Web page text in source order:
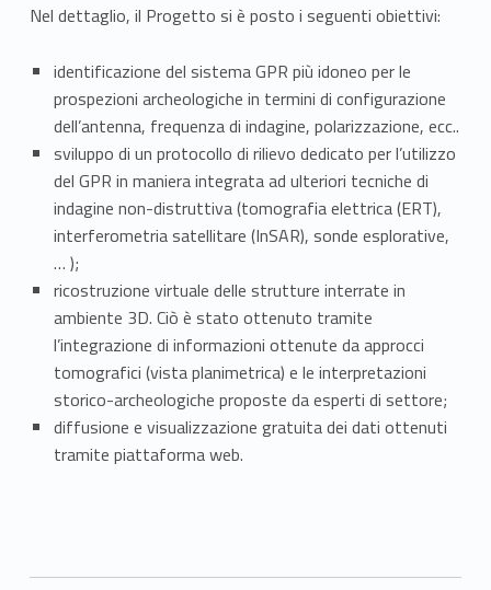
Nel dettaglio, il Progetto si è posto i seguenti obiettivi:
identificazione del sistema GPR più idoneo per le
prospezioni archeologiche in termini di configurazione
dell’antenna, frequenza di indagine, polarizzazione, ecc..
sviluppo di un protocollo di rilievo dedicato per l’utilizzo
del GPR in maniera integrata ad ulteriori tecniche di
indagine non-distruttiva (tomografia elettrica (ERT),
interferometria satellitare (InSAR), sonde esplorative,
… );
ricostruzione virtuale delle strutture interrate in
ambiente 3D. Ciò è stato ottenuto tramite
l’integrazione di informazioni ottenute da approcci
tomografici (vista planimetrica) e le interpretazioni
storico-archeologiche proposte da esperti di settore;
diffusione e visualizzazione gratuita dei dati ottenuti
tramite piattaforma web.